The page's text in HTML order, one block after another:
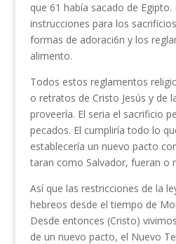
que 61 había sacado de
instrucciones para los
formas de adoraci6n y los
alimento.
Todos estos reglamentos
o retratos de Cristo Jesús y de
proveería. El seria el sacrificio
pecados. El cumpliría todo lo
establecería un nuevo pacto
taran como Salvador, fueran o
Así que las restricciones de la
hebreos desde el tiempo de
Desde entonces (Cristo)
de un nuevo pacto, el Nuevo